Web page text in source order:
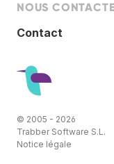
NOUS
Contact
© 2005 - 2026
Trabber Software S.L.
Notice légale